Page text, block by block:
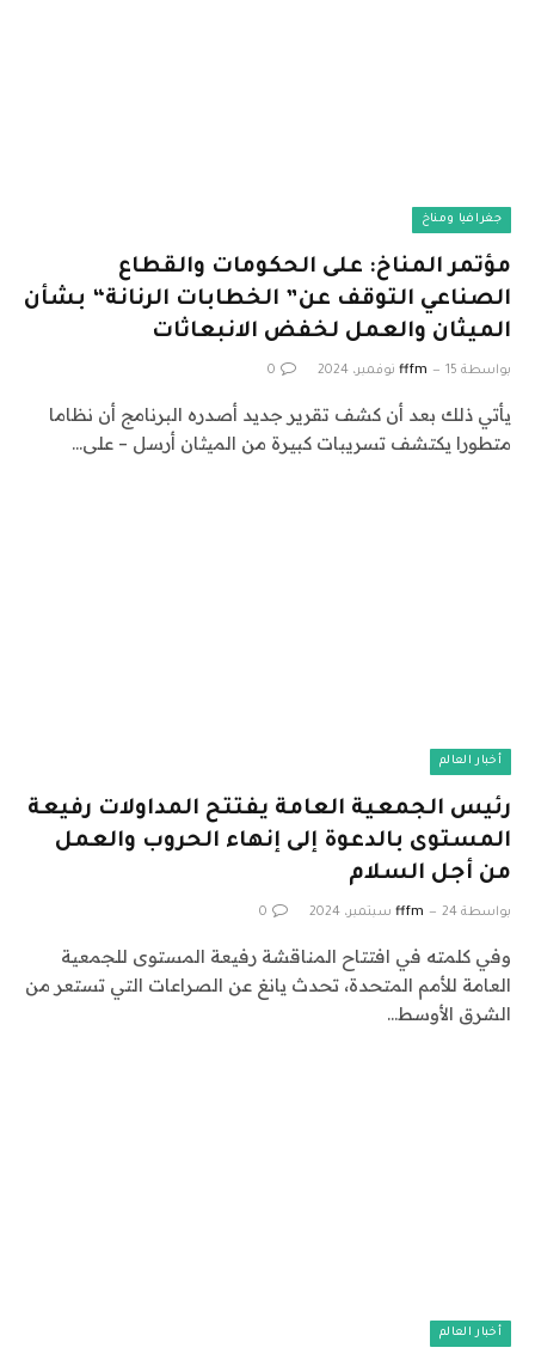
جغرافيا ومناخ
مؤتمر المناخ: على الحكومات والقطاع
الصناعي التوقف عن” الخطابات الرنانة“ بشأن
الميثان والعمل لخفض الانبعاثات
بواسطة fffm 15 نوفمبر، 2024 0
يأتي ذلك بعد أن كشف تقرير جديد أصدره البرنامج أن نظاما
متطورا يكتشف تسريبات كبيرة من الميثان أرسل – على…
أخبار العالم
رئيس الجمعية العامة يفتتح المداولات رفيعة
المستوى بالدعوة إلى إنهاء الحروب والعمل
من أجل السلام
بواسطة fffm 24 سبتمبر، 2024 0
وفي كلمته في افتتاح المناقشة رفيعة المستوى للجمعية
العامة للأمم المتحدة، تحدث يانغ عن الصراعات التي تستعر من
الشرق الأوسط…
أخبار العالم